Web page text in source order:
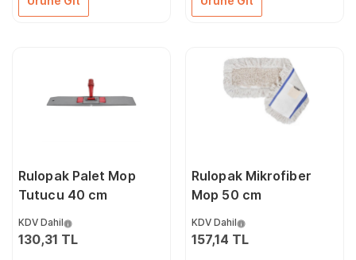
Rulopak Palet Mop
Tutucu 40 cm
KDV Dahil
130,31 TL
Rulopak Mikrofiber
Mop 50 cm
KDV Dahil
157,14 TL